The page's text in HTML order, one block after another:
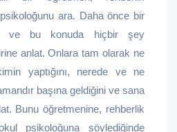
ara. Daha önce bir
ve bu konuda hiçbir şey
anlat. Onlara tam olarak ne
yaptığını, nerede ve ne
başına geldiğini ve sana
Bunu öğretmenine, rehberlik
psikoloğuna söylediğinde